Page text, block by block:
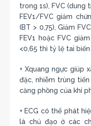
trong 1s), FVC (dung
FEV1/FVC giảm
(BT > 0,75), Giảm
FEV1 hoặc FVC
<0,65 thì tỷ lệ tai
+ Xquang ngực giúp
đặc, nhiễm trùng
căng phồng của khí
+ ECG có thể phát
là chủ đạo ở các